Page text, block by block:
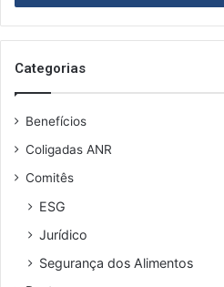
de
email
Categorias
Benefícios
Coligadas ANR
Comitês
ESG
Jurídico
Segurança dos Alimentos